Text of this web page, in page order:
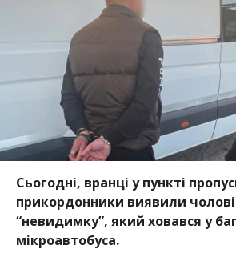
Сьогодні, вранці у пункті
прикордонники виявили
“невидимку”, який ховався у
мікроавтобуса.